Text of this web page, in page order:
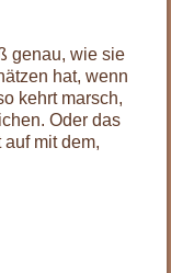
genau, wie sie
hat, wenn
kehrt marsch,
Oder das
auf mit dem,